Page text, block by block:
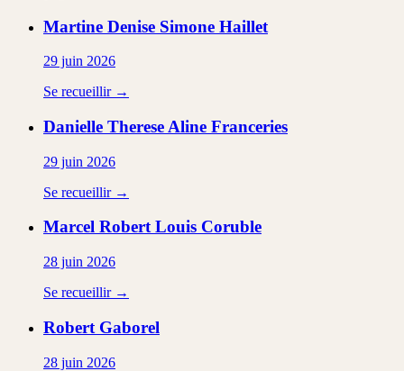
Martine Denise Simone Haillet
29 juin 2026
Se recueillir →
Danielle Therese Aline Franceries
29 juin 2026
Se recueillir →
Marcel Robert Louis Coruble
28 juin 2026
Se recueillir →
Robert Gaborel
28 juin 2026